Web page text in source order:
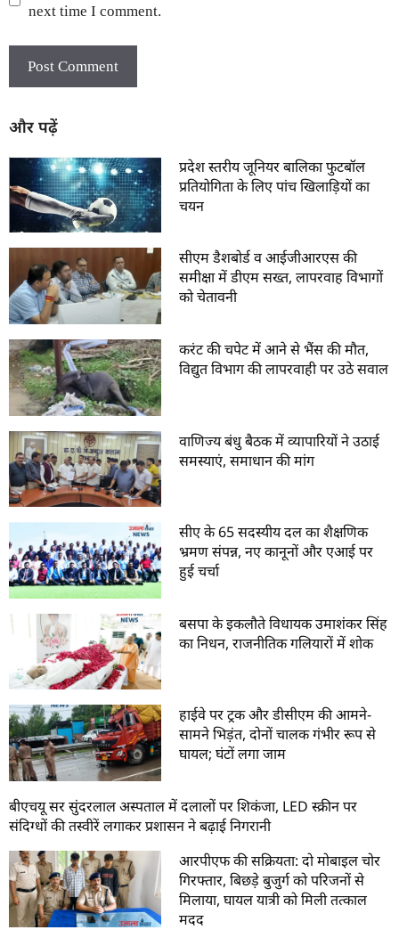
next time I comment.
और पढ़ें
प्रदेश स्तरीय जूनियर बालिका फुटबॉल
प्रतियोगिता के लिए पांच खिलाड़ियों का
चयन
सीएम डैशबोर्ड व आईजीआरएस की
समीक्षा में डीएम सख्त, लापरवाह विभागों
को चेतावनी
करंट की चपेट में आने से भैंस की मौत,
विद्युत विभाग की लापरवाही पर उठे सवाल
वाणिज्य बंधु बैठक में व्यापारियों ने उठाई
समस्याएं, समाधान की मांग
सीए के 65 सदस्यीय दल का शैक्षणिक
भ्रमण संपन्न, नए कानूनों और एआई पर
हुई चर्चा
बसपा के इकलौते विधायक उमाशंकर सिंह
का निधन, राजनीतिक गलियारों में शोक
हाईवे पर ट्रक और डीसीएम की आमने-
सामने भिड़ंत, दोनों चालक गंभीर रूप से
घायल; घंटों लगा जाम
बीएचयू सर सुंदरलाल अस्पताल में दलालों पर शिकंजा, LED स्क्रीन पर
संदिग्धों की तस्वीरें लगाकर प्रशासन ने बढ़ाई निगरानी
आरपीएफ की सक्रियता: दो मोबाइल चोर
गिरफ्तार, बिछड़े बुजुर्ग को परिजनों से
मिलाया, घायल यात्री को मिली तत्काल
मदद